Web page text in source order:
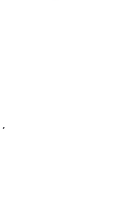
,